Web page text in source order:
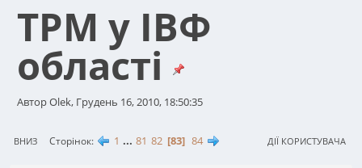
ТРМ у ІВФ
області
Автор Olek, Грудень 16, 2010, 18:50:35
ВНИЗ Сторінок 1 ... 81 82 83 84 ДІЇ КОРИСТУВАЧА